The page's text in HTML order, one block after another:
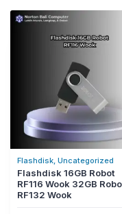
Flashdisk, Uncategorized
Flashdisk 16GB Robot
RF116 Wook 32GB
RF132 Wook